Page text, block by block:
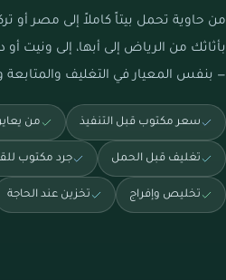
من حاوية تحمل بيتاً كاملاً إلى مصر أو
بأثاثك من الرياض إلى أبها، إلى ونيت أو
— بنفس المعيار في التغليف والمتابعة
سعر مكتوب قبل التنفيذ من
تغليف قبل الحمل جرد مكتوب
تخليص وإفراج تخزين عند الحاجة